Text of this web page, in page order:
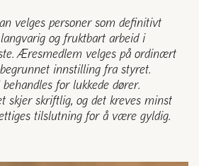
velges personer som definitivt
og fruktbart arbeid i
Æresmedlem velges på ordi­nært
innstilling fra styret.
for lukkede dører.
skjer skriftlig, og det kreves minst
tilslutning for å være gyldig.